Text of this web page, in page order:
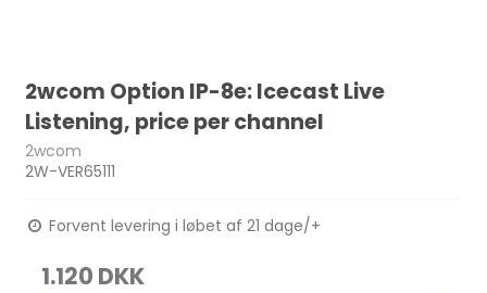
2wcom Option IP-8e: Icecast Live
Listening, price per channel
2wcom
2W-VER65111
Forvent levering i løbet af 21 dage/+
1.120 DKK